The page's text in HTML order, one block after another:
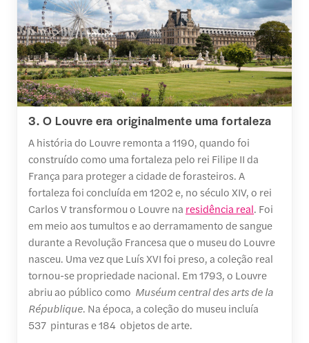
3. O Louvre era originalmente uma fortaleza
A história do Louvre remonta a 1190, quando foi
construído como uma fortaleza pelo rei Filipe II da
França para proteger a cidade de forasteiros. A
fortaleza foi concluída em 1202 e, no século XIV, o rei
Carlos V transformou o Louvre na residência real. Foi
em meio aos tumultos e ao derramamento de sangue
durante a Revolução Francesa que o museu do Louvre
nasceu. Uma vez que Luís XVI foi preso, a coleção real
tornou-se propriedade nacional. Em 1793, o Louvre
abriu ao público como Muséum central des arts de la
République. Na época, a coleção do museu incluía
537 pinturas e 184 objetos de arte.